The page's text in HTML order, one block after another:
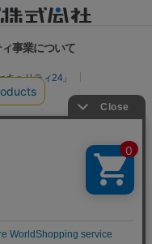
事業について
ュリティ24」